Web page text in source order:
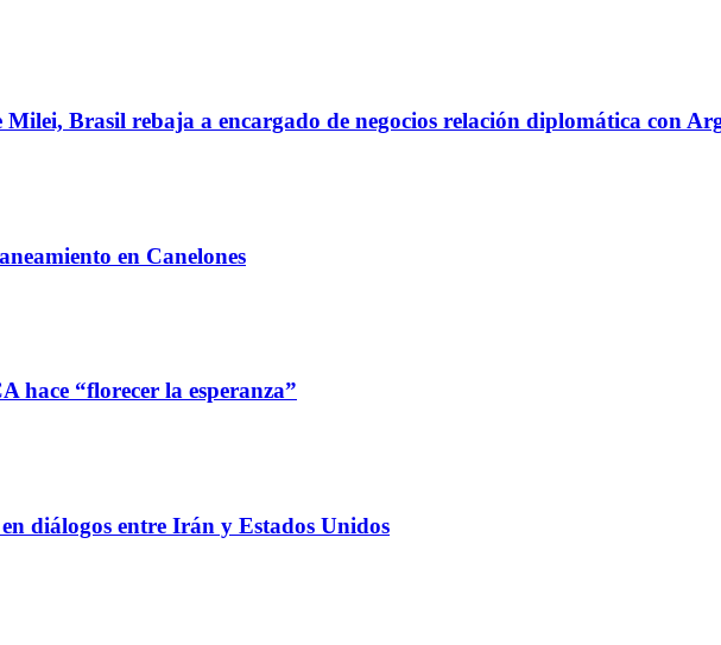
Milei, Brasil rebaja a encargado de negocios relación diplomática con
en Canelones
hace “florecer la esperanza”
diálogos entre Irán y Estados Unidos